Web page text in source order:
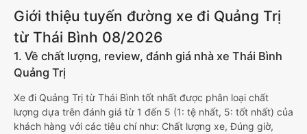
Giới thiệu tuyến đường xe đi Quảng Trị
từ Thái Bình 08/2026
1. Về chất lượng, review, đánh giá nhà xe Thái Bình
Quảng Trị
Xe đi Quảng Trị từ Thái Bình tốt nhất được phân loại chất
lượng dựa trên đánh giá từ 1 đến 5 (1: tệ nhất, 5: tốt nhất) của
khách hàng với các tiêu chí như: Chất lượng xe, Đúng giờ,